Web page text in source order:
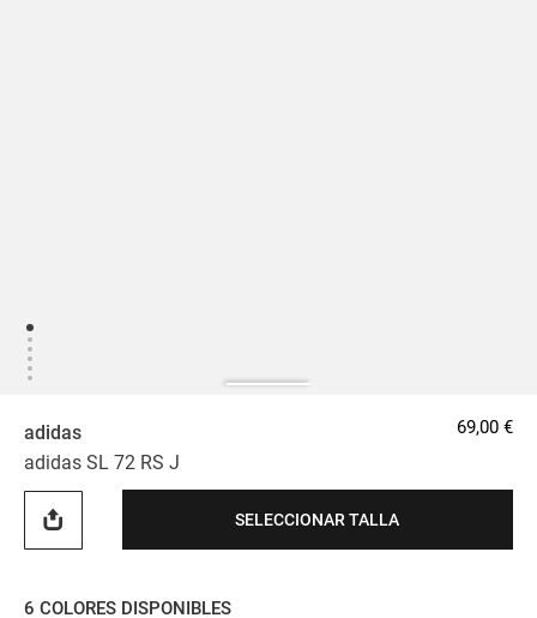
adidas
adidas SL 72 RS J
69,00 €
SELECCIONAR TALLA
6 COLORES DISPONIBLES